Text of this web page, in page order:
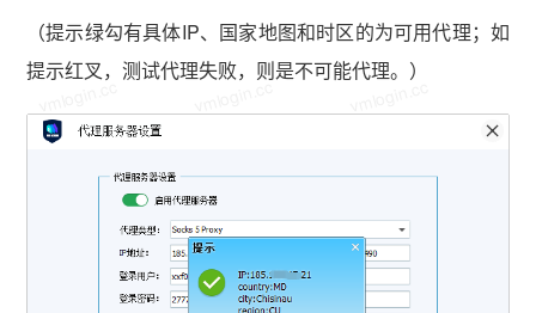
（提示绿勾有具体IP、国家地图和时区的为可用代理；如
提示红叉，测试代理失败，则是不可能代理。）